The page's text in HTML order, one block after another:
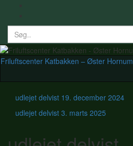
Search
for:
Friluftscenter Katbakken – Øster Hornum
udlejet delvist 19. december 2024
udlejet delvist 3. marts 2025